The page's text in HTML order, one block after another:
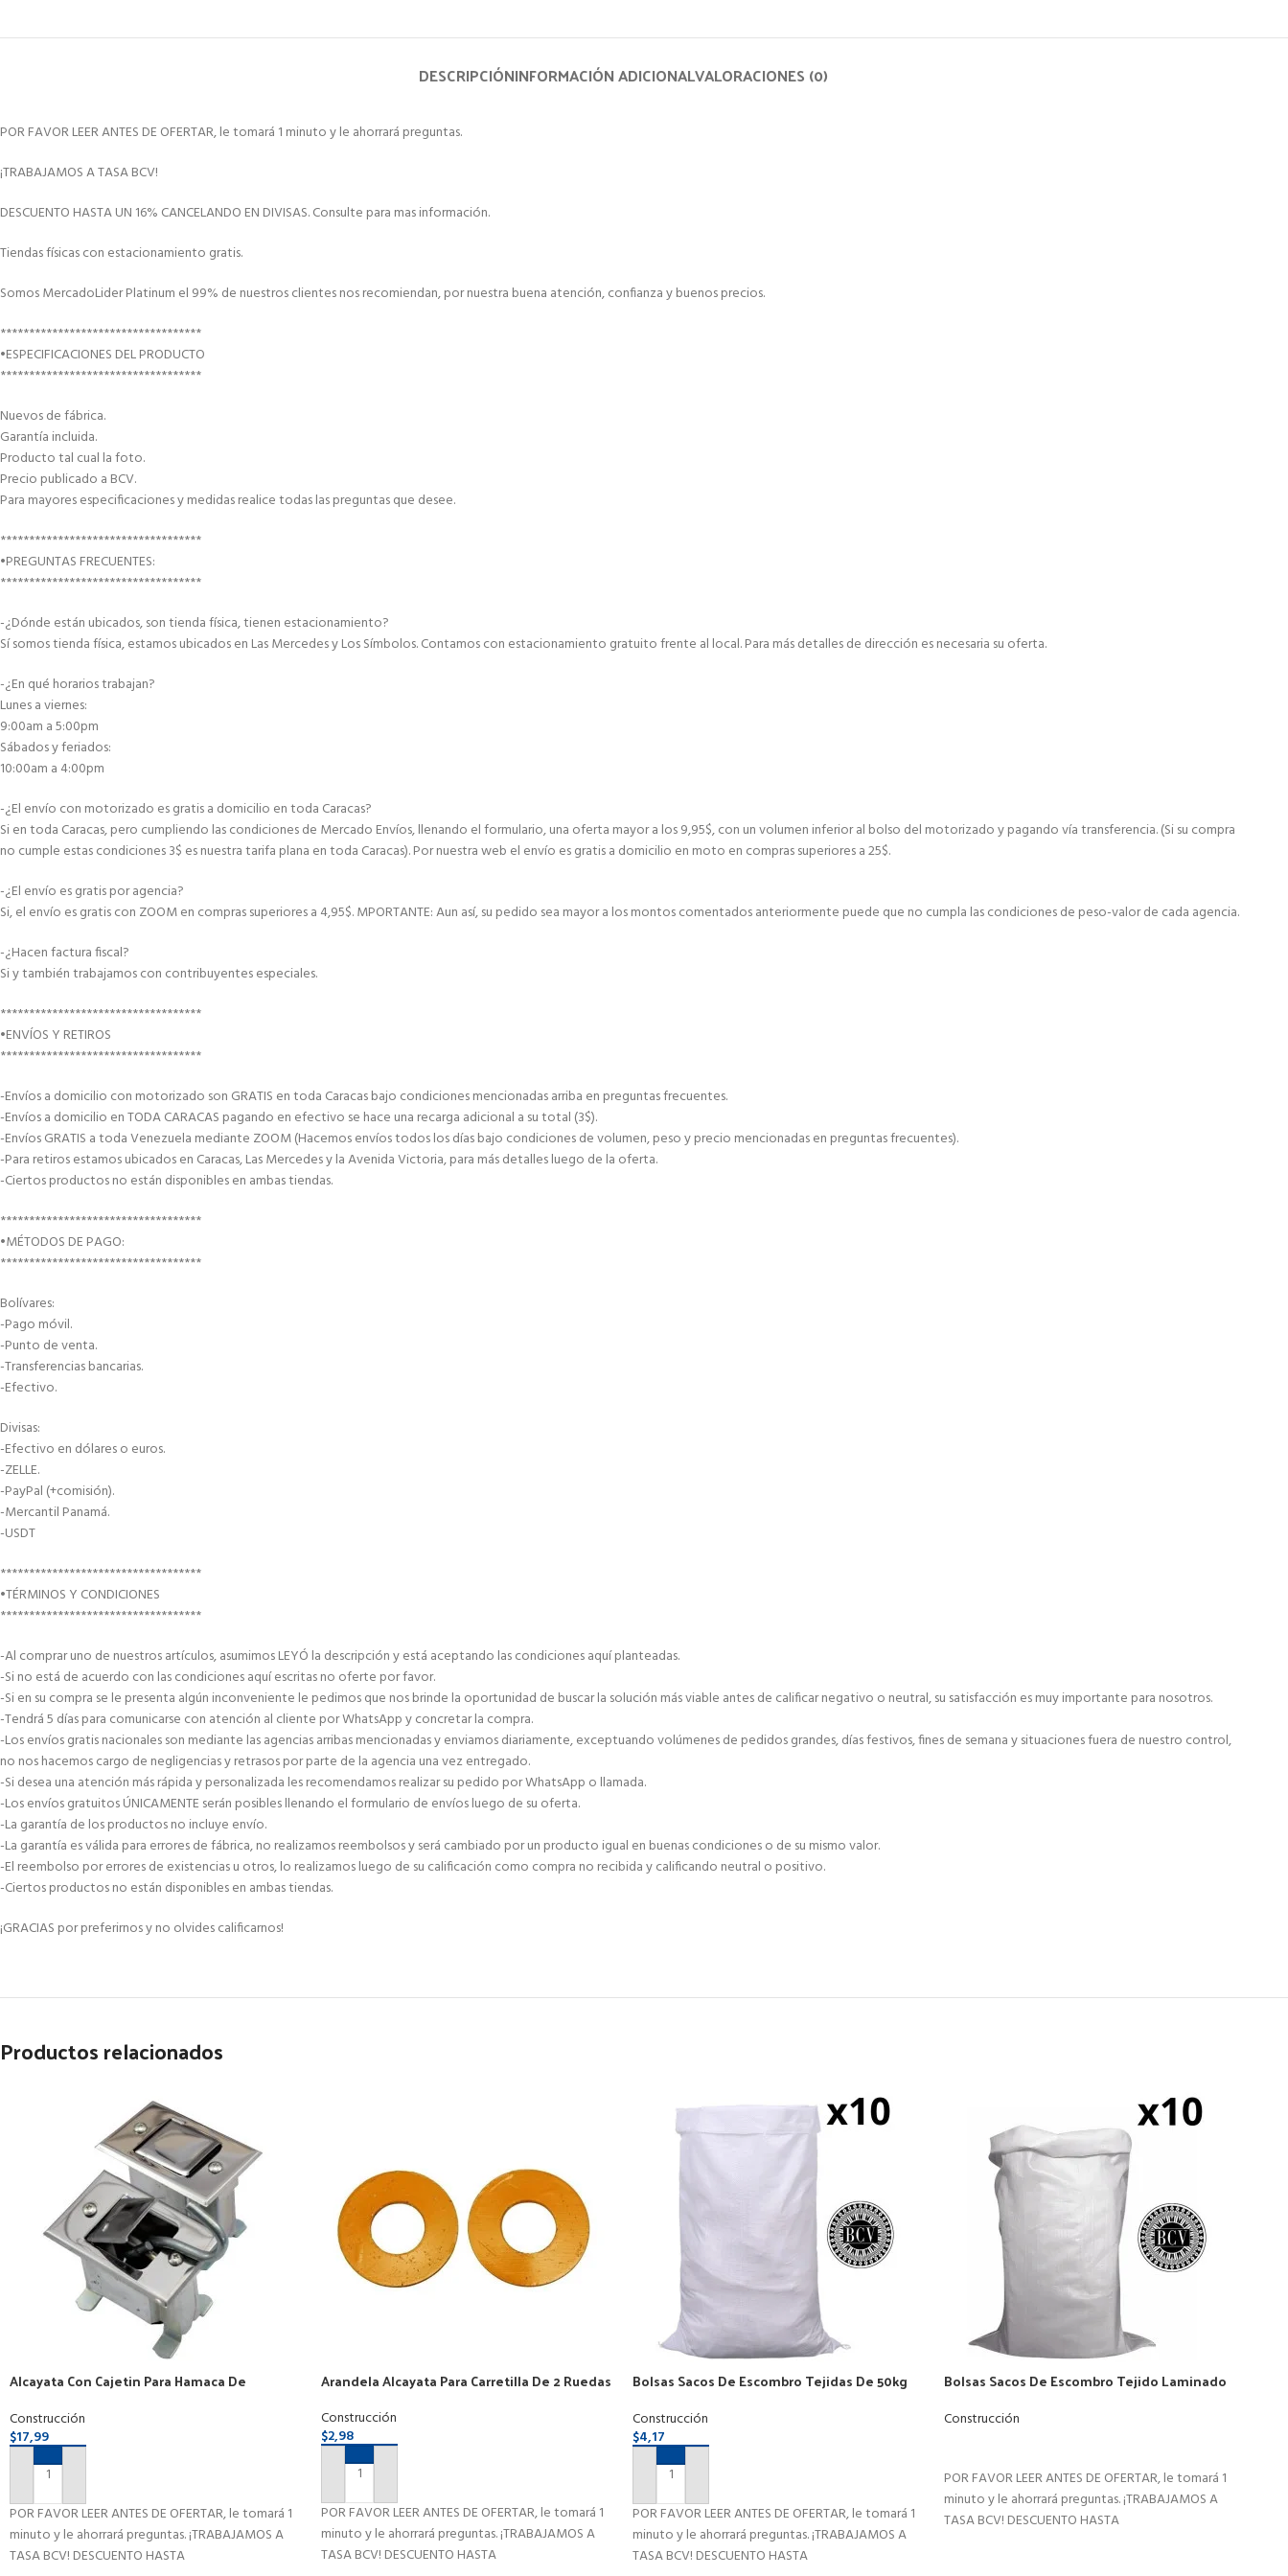
DESCRIPCIÓNINFORMACIÓN ADICIONALVALORACIONES (0)
POR FAVOR LEER ANTES DE OFERTAR, le tomará 1 minuto y le ahorrará preguntas.
¡TRABAJAMOS A TASA BCV!
DESCUENTO HASTA UN 16% CANCELANDO EN DIVISAS. Consulte para mas información.
Tiendas físicas con estacionamiento gratis.
Somos MercadoLider Platinum el 99% de nuestros clientes nos recomiendan, por nuestra buena atención, confianza y buenos precios.
***********************************
•ESPECIFICACIONES DEL PRODUCTO
***********************************
Nuevos de fábrica.
Garantía incluida.
Producto tal cual la foto.
Precio publicado a BCV.
Para mayores especificaciones y medidas realice todas las preguntas que desee.
***********************************
•PREGUNTAS FRECUENTES:
***********************************
-¿Dónde están ubicados, son tienda física, tienen estacionamiento?
Sí somos tienda física, estamos ubicados en Las Mercedes y Los Símbolos. Contamos con estacionamiento gratuito frente al local. Para más detalles de dirección es necesaria su oferta.
-¿En qué horarios trabajan?
Lunes a viernes:
9:00am a 5:00pm
Sábados y feriados:
10:00am a 4:00pm
-¿El envío con motorizado es gratis a domicilio en toda Caracas?
Si en toda Caracas, pero cumpliendo las condiciones de Mercado Envíos, llenando el formulario, una oferta mayor a los 9,95$, con un volumen inferior al bolso del motorizado y pagando vía transferencia. (Si su compra
no cumple estas condiciones 3$ es nuestra tarifa plana en toda Caracas). Por nuestra web el envío es gratis a domicilio en moto en compras superiores a 25$.
-¿El envío es gratis por agencia?
Si, el envío es gratis con ZOOM en compras superiores a 4,95$. MPORTANTE: Aun así, su pedido sea mayor a los montos comentados anteriormente puede que no cumpla las condiciones de peso-valor de cada agencia.
-¿Hacen factura fiscal?
Si y también trabajamos con contribuyentes especiales.
***********************************
•ENVÍOS Y RETIROS
***********************************
-Envíos a domicilio con motorizado son GRATIS en toda Caracas bajo condiciones mencionadas arriba en preguntas frecuentes.
-Envíos a domicilio en TODA CARACAS pagando en efectivo se hace una recarga adicional a su total (3$).
-Envíos GRATIS a toda Venezuela mediante ZOOM (Hacemos envíos todos los días bajo condiciones de volumen, peso y precio mencionadas en preguntas frecuentes).
-Para retiros estamos ubicados en Caracas, Las Mercedes y la Avenida Victoria, para más detalles luego de la oferta.
-Ciertos productos no están disponibles en ambas tiendas.
***********************************
•MÉTODOS DE PAGO:
***********************************
Bolívares:
-Pago móvil.
-Punto de venta.
-Transferencias bancarias.
-Efectivo.
Divisas:
-Efectivo en dólares o euros.
-ZELLE.
-PayPal (+comisión).
-Mercantil Panamá.
-USDT
***********************************
•TÉRMINOS Y CONDICIONES
***********************************
-Al comprar uno de nuestros artículos, asumimos LEYÓ la descripción y está aceptando las condiciones aquí planteadas.
-Si no está de acuerdo con las condiciones aquí escritas no oferte por favor.
-Si en su compra se le presenta algún inconveniente le pedimos que nos brinde la oportunidad de buscar la solución más viable antes de calificar negativo o neutral, su satisfacción es muy importante para nosotros.
-Tendrá 5 días para comunicarse con atención al cliente por WhatsApp y concretar la compra.
-Los envíos gratis nacionales son mediante las agencias arribas mencionadas y enviamos diariamente, exceptuando volúmenes de pedidos grandes, días festivos, fines de semana y situaciones fuera de nuestro control,
no nos hacemos cargo de negligencias y retrasos por parte de la agencia una vez entregado.
-Si desea una atención más rápida y personalizada les recomendamos realizar su pedido por WhatsApp o llamada.
-Los envíos gratuitos ÚNICAMENTE serán posibles llenando el formulario de envíos luego de su oferta.
-La garantía de los productos no incluye envío.
-La garantía es válida para errores de fábrica, no realizamos reembolsos y será cambiado por un producto igual en buenas condiciones o de su mismo valor.
-El reembolso por errores de existencias u otros, lo realizamos luego de su calificación como compra no recibida y calificando neutral o positivo.
-Ciertos productos no están disponibles en ambas tiendas.
¡GRACIAS por preferirnos y no olvides calificarnos!
Productos relacionados
Alcayata Con Cajetin Para Hamaca De
Construcción
$17,99
AÑADIR AL CARRITO
POR FAVOR LEER ANTES DE OFERTAR, le tomará 1
minuto y le ahorrará preguntas. ¡TRABAJAMOS A
TASA BCV! DESCUENTO HASTA
Arandela Alcayata Para Carretilla De 2 Ruedas
Construcción
$2,98
AÑADIR AL CARRITO
POR FAVOR LEER ANTES DE OFERTAR, le tomará 1
minuto y le ahorrará preguntas. ¡TRABAJAMOS A
TASA BCV! DESCUENTO HASTA
Bolsas Sacos De Escombro Tejidas De 50kg
Construcción
$4,17
AÑADIR AL CARRITO
POR FAVOR LEER ANTES DE OFERTAR, le tomará 1
minuto y le ahorrará preguntas. ¡TRABAJAMOS A
TASA BCV! DESCUENTO HASTA
Bolsas Sacos De Escombro Tejido Laminado
Construcción
POR FAVOR LEER ANTES DE OFERTAR, le tomará 1
minuto y le ahorrará preguntas. ¡TRABAJAMOS A
TASA BCV! DESCUENTO HASTA